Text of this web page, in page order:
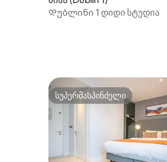
Დუბლინი 1 დიდი სტუდია
სუპერმასპინძელი
სუპერმასპინძელი